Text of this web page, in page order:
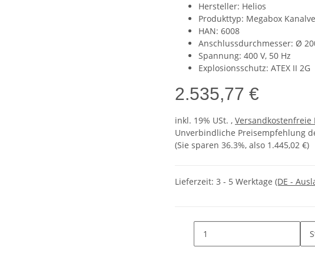
Hersteller: Helios
Produkttyp: Megabox
HAN: 6008
Anschlussdurchmesser: Ø
Spannung: 400 V, 50 Hz
Explosionsschutz: ATEX II 2G
2.535,77 €
inkl. 19% USt. , Versandkostenfreie
Unverbindliche Preisempfehlung
(Sie sparen 36.3%, also 1.445,02 €)
Lieferzeit: 3 - 5 Werktage (DE -